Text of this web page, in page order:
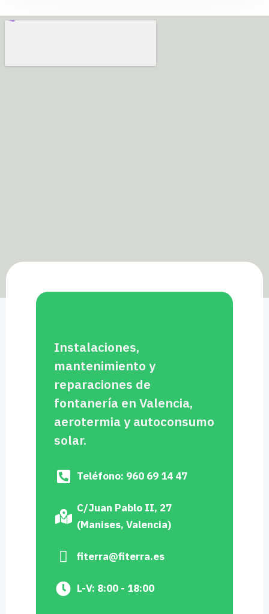
Instalaciones,
mantenimiento y
reparaciones de
fontanería en Valencia,
aerotermia y autoconsumo
solar.
Teléfono: 960 69 14 47
C/Juan Pablo II, 27
(Manises, Valencia)
fiterra@fiterra.es
L-V: 8:00 - 18:00